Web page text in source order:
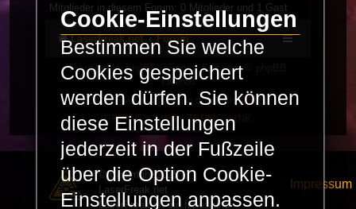
Mitglieder in diesem Forum: 0 Mitglieder und 1 Gast
LaserFreak.net Forum
Powered byphpBB® Forum Software © phpBB
Limited
Deutsche Übersetzung durchphpBB.de
PRIVACY_LINK| TERMS_LINK
© Copyright 2025 -
LaserFreak.net
LaserFreak ist ein freies und
Impressum
Cookie-Einstellungen
Bestimmen Sie welche
Cookies gespeichert
werden dürfen. Sie können
diese Einstellungen
jederzeit in der Fußzeile
über die Option Cookie-
Einstellungen anpassen.